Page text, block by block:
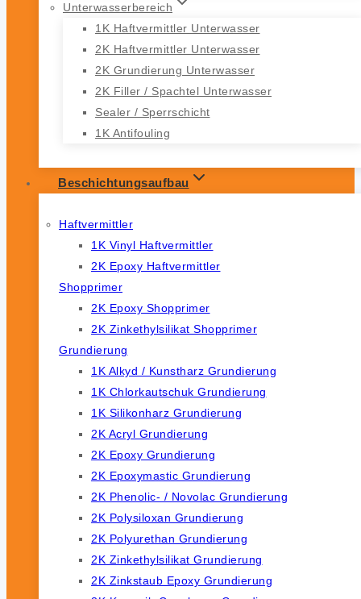
Unterwasserbereich
1K Haftvermittler Unterwasser
2K Haftvermittler Unterwasser
2K Grundierung Unterwasser
2K Filler / Spachtel Unterwasser
Sealer / Sperrschicht
1K Antifouling
Beschichtungsaufbau
Haftvermittler
1K Vinyl Haftvermittler
2K Epoxy Haftvermittler
Shopprimer
2K Epoxy Shopprimer
2K Zinkethylsilikat Shopprimer
Grundierung
1K Alkyd / Kunstharz Grundierung
1K Chlorkautschuk Grundierung
1K Silikonharz Grundierung
2K Acryl Grundierung
2K Epoxy Grundierung
2K Epoxymastic Grundierung
2K Phenolic- / Novolac Grundierung
2K Polysiloxan Grundierung
2K Polyurethan Grundierung
2K Zinkethylsilikat Grundierung
2K Zinkstaub Epoxy Grundierung